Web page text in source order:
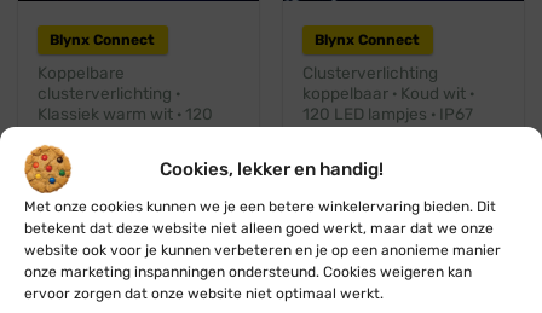
Cookies, lekker en handig!
Met onze cookies kunnen we je een betere winkelervaring bieden. Dit
betekent dat deze website niet alleen goed werkt, maar dat we onze
website ook voor je kunnen verbeteren en je op een anonieme manier
onze marketing inspanningen ondersteund. Cookies weigeren kan
ervoor zorgen dat onze website niet optimaal werkt.
Blynx Connect
Koppelbare
clusterverlichting ·
Klassiek warm wit · 120
€38,95
€ 38,95.
prijs
€ 34,95.
Blynx Connect
Clusterverlichting
koppelbaar · Koud wit ·
120 LED lampjes · IP67
was:
€ 38,45.
Hulp nodig?